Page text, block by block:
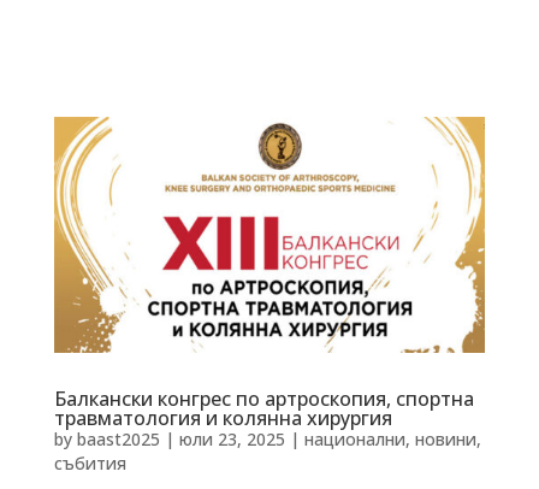
Балкански конгрес по артроскопия, спортна
травматология и колянна хирургия
by baast2025 | юли 23, 2025 | национални, новини,
събития